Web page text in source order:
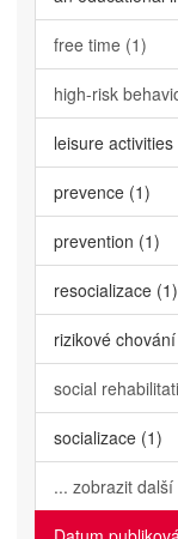
free time (1)
high-risk
leisure activities
prevence (1)
prevention (1)
resocializace (1)
rizikové
social
socializace (1)
... zobrazit další